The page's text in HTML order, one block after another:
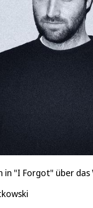
in "I Forgot" über das